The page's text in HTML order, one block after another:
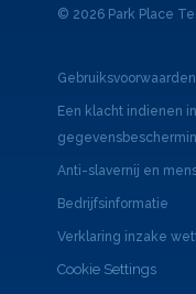
© 2026 Park Place
Een klacht indienen
Anti-slavernij en
Bedrijfsinformatie
Verklaring inzake
Cookie Settings